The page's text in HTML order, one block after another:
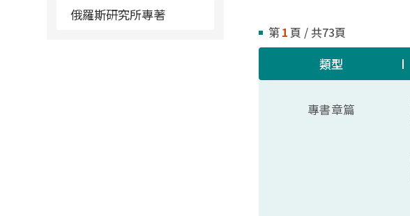
俄羅斯研究所專著
第1 頁 / 共73頁
類型
專書章篇